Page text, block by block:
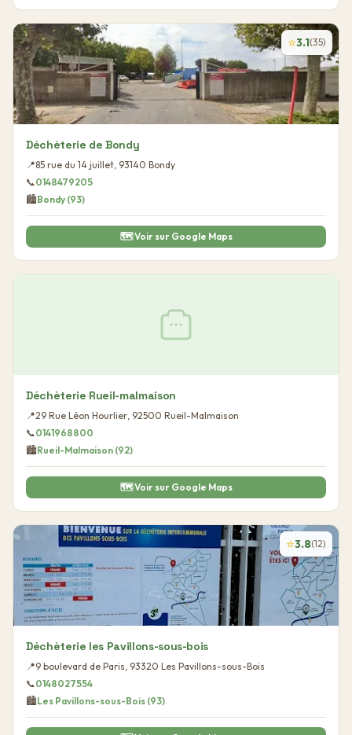
⭐3.1(35)
Déchèterie de Bondy
📍85 rue du 14 juillet, 93140 Bondy
📞0148479205
🏙️Bondy (93)
🗺️ Voir sur Google Maps
Déchèterie Rueil-malmaison
📍29 Rue Léon Hourlier, 92500 Rueil-Malmaison
📞0141968800
🏙️Rueil-Malmaison (92)
🗺️ Voir sur Google Maps
⭐3.8(12)
Déchèterie les Pavillons-sous-bois
📍9 boulevard de Paris, 93320 Les Pavillons-sous-Bois
📞0148027554
🏙️Les Pavillons-sous-Bois (93)